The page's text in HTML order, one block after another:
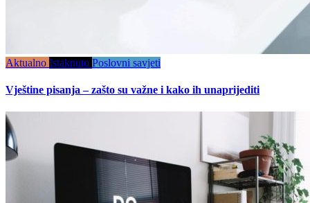
Aktualno Istaknuto Poslovni savjeti
Vještine pisanja – zašto su važne i kako ih unaprijediti